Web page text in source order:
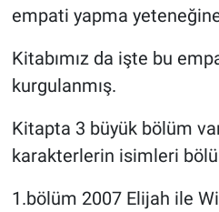
empati yapma
Kitabımız da işte bu
kurgulanmış.
Kitapta 3 büyük bölüm
karakterlerin isimleri
1.bölüm 2007 Elijah ile